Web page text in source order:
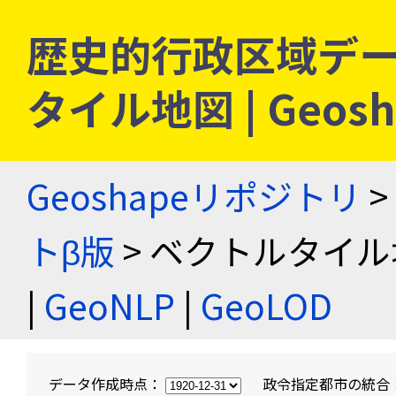
歴史的行政区域デ
タイル地図 |
Geoshapeリポジトリ >
トβ版 > ベクトルタイ
| GeoNLP | GeoLOD
データ作成時点： 政令指定都市の統